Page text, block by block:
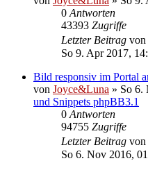
0 Antworten
43393 Zugriffe
Letzter Beitrag von
So 9. Apr 2017,
Bild responsiv im Portal
von Joyce&Luna » So 6.
und Snippets phpBB3.1
0 Antworten
94755 Zugriffe
Letzter Beitrag von
So 6. Nov 2016,